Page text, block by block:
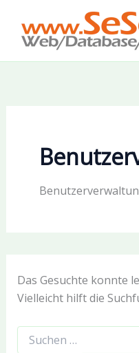
Inhalt
springen
Das Gesuchte konnte
Vielleicht hilft die
Suchen
nach: